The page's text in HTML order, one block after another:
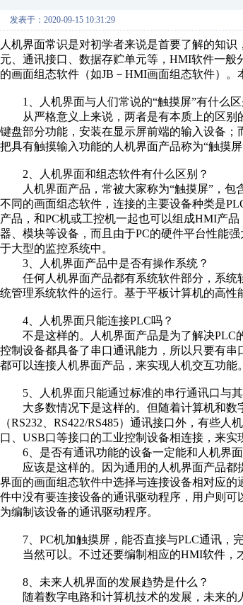
发表于：2020-09-15 10:31:29
人机界面常识是对初学者来说是首要了解的知
元、通讯接口、数据存贮单元等，HMI软件一般
的画面组态软件（如JB－HMI画面组态软件）。
1、人机界面与人们常说的“触摸屏”有什么区
从严格意义上来说，两者是有本质上的区别
键盘部分功能，安装在显示屏前端的输入设备
把具有触摸输入功能的人机界面产品称为“触摸屏
2、人机界面和组态软件有什么区别？
人机界面产品，常被大家称为“触摸屏”，包
不同的画面组态软件，连接的主要设备种类是
产品，和PC机或工控机一起也可以组成HMI产
器、模块等设备，而且由于PC的硬件平台性能
于大型的监控系统中。
3、人机界面产品中是否有操作系统？
任何人机界面产品都有系统软件部分，系统
统管理系统软件的运行。基于平板计算机的高性
4、人机界面只能连接PLC吗？
不是这样的。人机界面产品是为了解决PLC
控制设备都具备了串口通讯能力，所以只要有
都可以连接人机界面产品，来实现人机交互功能。
5、人机界面只能通过标准的串行通讯口与其
大多数情况下是这样的。但随着计算机和数
（RS232、RS422/RS485）通讯接口外，有些
口、USB口等接口的工业控制设备相连接，来实
6、是否有通讯功能的设备一定能和人机界面
应该是这样的。因为通用的人机界面产品都
界面的画面组态软件中选择与连接设备相对应
件中没有要连接设备的通讯驱动程序，用户则
为编制该设备的通讯驱动程序。
7、PC机加触摸屏，能否直接与PLC通讯，
当然可以。不过还要编制相应的HMI软件，才
8、未来人机界面的发展趋势是什么？
随着数字电路和计算机技术的发展，未来的